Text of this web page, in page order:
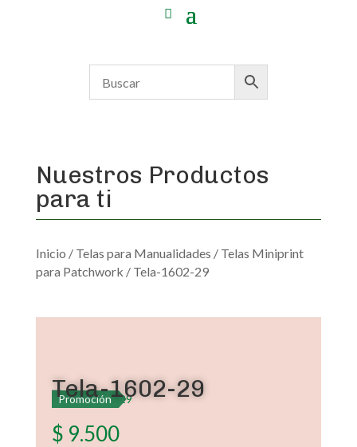
Nuestros Productos
para ti
Inicio / Telas para Manualidades / Telas Miniprint
para Patchwork / Tela-1602-29
Promoción
Tela-1602-29
$ 9.500